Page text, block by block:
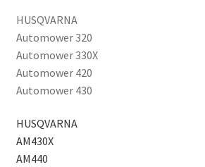
HUSQVARNA
Automower 320
Automower 330X
Automower 420
Automower 430
HUSQVARNA
AM430X
AM440